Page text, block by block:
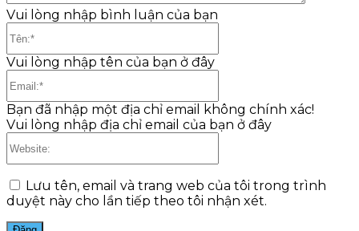
Vui lòng nhập bình luận của bạn
Vui lòng nhập tên của bạn ở đây
Bạn đã nhập một địa chỉ email không chính xác!
Vui lòng nhập địa chỉ email của bạn ở đây
Lưu tên, email và trang web của tôi trong trình
duyệt này cho lần tiếp theo tôi nhận xét.